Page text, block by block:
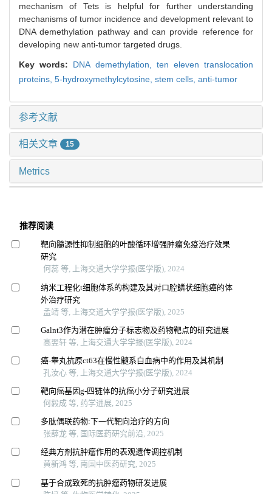
mechanism of Tets is helpful for further understanding
mechanisms of tumor incidence and development relevant to
DNA demethylation pathway and can provide reference for
developing new anti-tumor targeted drugs.
Key words: DNA demethylation, ten eleven translocation
proteins, 5-hydroxymethylcytosine, stem cells, anti-tumor
参考文献
相关文章 15
Metrics
推荐阅读
靶向髓源性抑制细胞的叶酸循环增强肿瘤免疫治疗效果
研究
何蕊 等, 上海交通大学学报(医学版), 2024
纳米工程化t细胞体系的构建及其对口腔鳞状细胞癌的体
外治疗研究
孟靖 等, 上海交通大学学报(医学版), 2025
Galnt3作为潜在肿瘤分子标志物及药物靶点的研究进展
高翌轩 等, 上海交通大学学报(医学版), 2024
癌-睾丸抗原ct63在慢性髓系白血病中的作用及其机制
孔汝心 等, 上海交通大学学报(医学版), 2024
靶向癌基因g-四链体的抗癌小分子研究进展
何毅成 等, 药学进展, 2025
多肽偶联药物:下一代靶向治疗的方向
张薛龙 等, 国际医药研究前沿, 2025
经典方剂抗肿瘤作用的表观遗传调控机制
黄新鸿 等, 南国中医药研究, 2025
基于合成致死的抗肿瘤药物研发进展